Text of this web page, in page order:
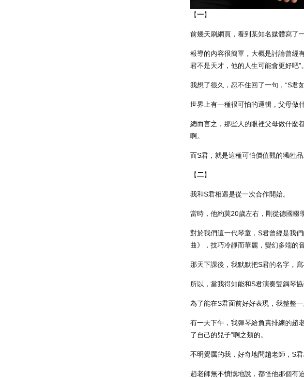
【一】
前幾天刷網頁，看到某知名媒體寫了
報導的內容很簡單，大概是討論曾經
君不是天才，他的人生可能會更好吧”。
我想了很久，忍不住回了一句，“S君
世界上有一種很可怕的邏輯，父母做
總而言之，那些人的眼裡父母做什麼
啊。
而S君，就是這種可怕價值觀的犧牲品
【二】
我和S君相遇是從一次合作開始。
當時，他約莫20歲左右，剛從德國輟
對於我們這一代琴童，S君曾經是我
曲》，技巧冷靜而華麗，變幻多端的
那天下課後，我默默把S君的名字，
所以，當我得知能和S君演奏雙鋼琴
為了能在S君面前好好表現，我整整
有一天下午，我彈琴給負責排練的趙
了自己的兒子”啊之類的。
不明覺厲的我，好奇地問趙老師，S
趙老師無不憤慨地說，都怪他那個有